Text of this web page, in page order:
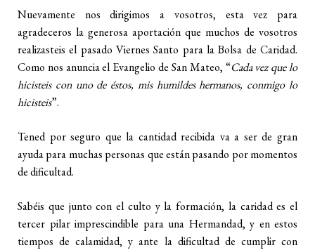
Nuevamente nos dirigimos a vosotros, esta vez para
agradeceros la generosa aportación que muchos de vosotros
realizasteis el pasado Viernes Santo para la Bolsa de Caridad.
Como nos anuncia el Evangelio de San Mateo, “Cada vez que lo
hicisteis con uno de éstos, mis humildes hermanos, conmigo lo
hicisteis”.
Tened por seguro que la cantidad recibida va a ser de gran
ayuda para muchas personas que están pasando por momentos
de dificultad.
Sabéis que junto con el culto y la formación, la caridad es el
tercer pilar imprescindible para una Hermandad, y en estos
tiempos de calamidad, y ante la dificultad de cumplir con